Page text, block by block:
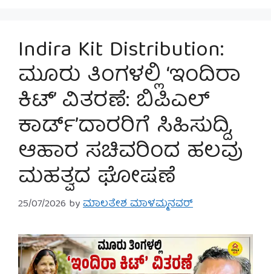
Indira Kit Distribution:
ಮೂರು ತಿಂಗಳಲ್ಲಿ ‘ಇಂದಿರಾ
ಕಿಟ್’ ವಿತರಣೆ: ಬಿಪಿಎಲ್
ಕಾರ್ಡ್’ದಾರರಿಗೆ ಸಿಹಿಸುದ್ದಿ,
ಆಹಾರ ಸಚಿವರಿಂದ ಹಲವು
ಮಹತ್ವದ ಘೋಷಣೆ
25/07/2026 byಮಾಲತೇಶ ಮಾಳಮ್ಮನವರ್